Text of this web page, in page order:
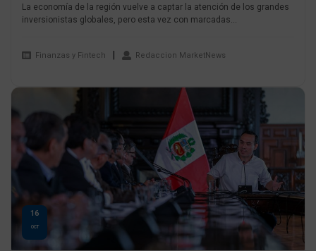
La economía de la región vuelve a captar la atención de los grandes
inversionistas globales, pero esta vez con marcadas...
Finanzas y Fintech Redaccion MarketNews
16
OCT